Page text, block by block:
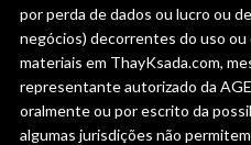
por perda de dados ou lucro ou
negócios) decorrentes do uso ou
materiais em ThayKsada.com,
representante autorizado da
oralmente ou por escrito da
algumas jurisdições não